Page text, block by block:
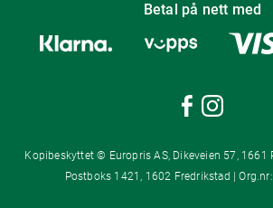
Betal på nett med
Kopibeskyttet © Europris AS, Dikeveien 57, 1661
Postboks 1421, 1602 Fredrikstad |